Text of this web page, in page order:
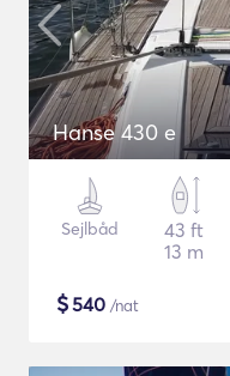
Hanse 430 e
Sejlbåd
43 ft
13 m
$540 /nat